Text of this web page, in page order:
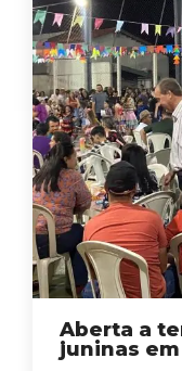
Aberta a
juninas